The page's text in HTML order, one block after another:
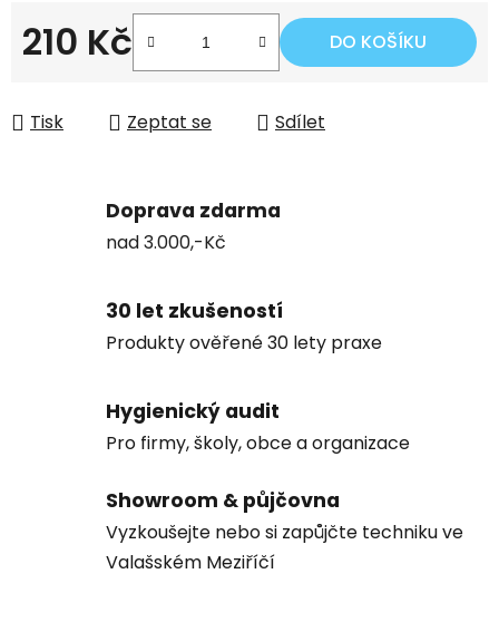
210 Kč DO KOŠÍKU
Tisk Zeptat se Sdílet
Doprava zdarma
nad 3.000,-Kč
30 let zkušeností
Produkty ověřené 30 lety praxe
Hygienický audit
Pro firmy, školy, obce a organizace
Showroom & půjčovna
Vyzkoušejte nebo si zapůjčte techniku ve
Valašském Meziříčí